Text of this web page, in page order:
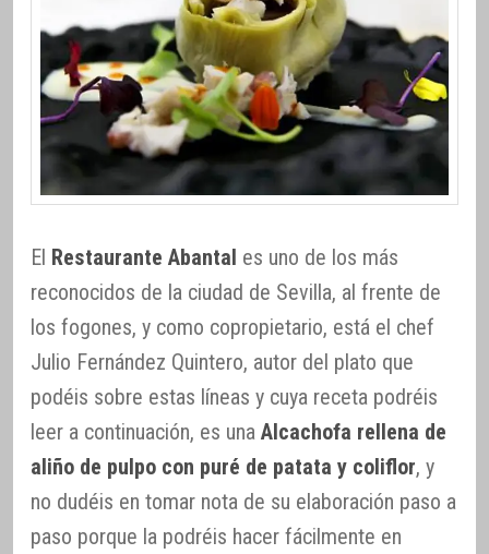
El Restaurante Abantal es uno de los más
reconocidos de la ciudad de Sevilla, al frente de
los fogones, y como copropietario, está el chef
Julio Fernández Quintero, autor del plato que
podéis sobre estas líneas y cuya receta podréis
leer a continuación, es una Alcachofa rellena de
aliño de pulpo con puré de patata y coliflor, y
no dudéis en tomar nota de su elaboración paso a
paso porque la podréis hacer fácilmente en